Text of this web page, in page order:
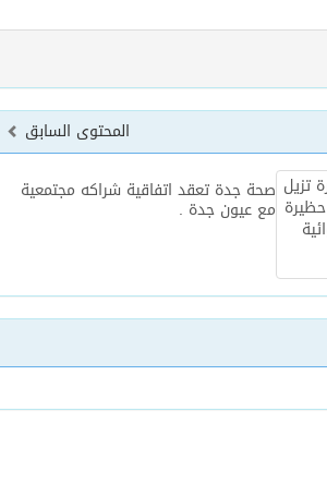
المحتوى السابق
صحة جدة تعقد اتفاقية شراكه مجتمعية
مع عيون جدة .